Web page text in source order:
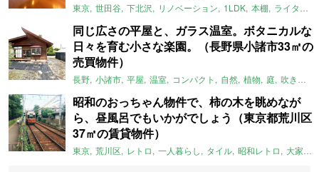
東京 世田谷 下北沢 リノベーション 1LDK 本棚 ライター：ほしりょうこ
同じ広さの平屋と、ガラス温室。ボタニカルな
日々を育む小さな楽園。（長野県小諸市33㎡の
売買物件）
長野 小諸市 平屋 温室 コンパクト 自然 植物 庭 吹き抜け
昭和のおっちゃん物件で、柿の木を眺めなが
ら、昼風呂でもいかがでしょう（東京都荒川区
37㎡の賃貸物件）
東京 荒川区 レトロ 一人暮らし タイル 昭和レトロ 大家女子